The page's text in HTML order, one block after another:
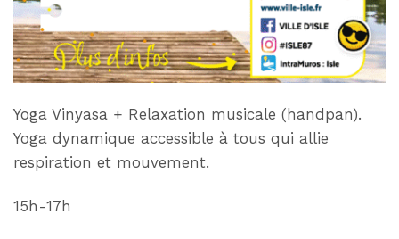
Yoga Vinyasa + Relaxation musicale (handpan).
Yoga dynamique accessible à tous qui allie
respiration et mouvement.
15h-17h